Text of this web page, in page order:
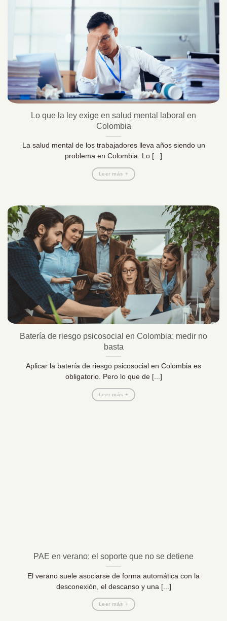
Lo que la ley exige en salud mental laboral en
Colombia
La salud mental de los trabajadores lleva años siendo un
problema en Colombia. Lo [...]
Leer más +
Batería de riesgo psicosocial en Colombia: medir no
basta
Aplicar la batería de riesgo psicosocial en Colombia es
obligatorio. Pero lo que de [...]
Leer más +
PAE en verano: el soporte que no se detiene
El verano suele asociarse de forma automática con la
desconexión, el descanso y una [...]
Leer más +